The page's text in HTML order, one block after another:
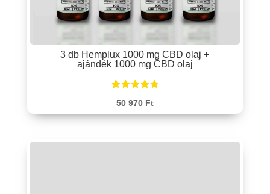
3 db Hemplux 1000 mg CBD olaj +
ajándék 1000 mg CBD olaj
:
4.83
50 970 Ft